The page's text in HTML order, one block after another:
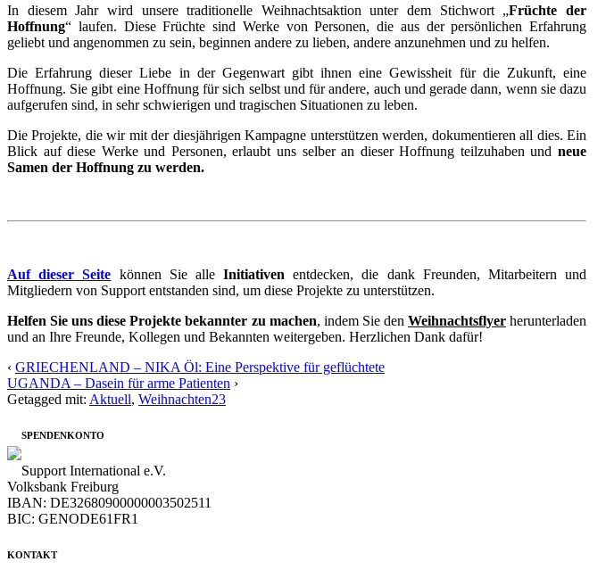
In diesem Jahr wird unsere traditionelle Weihnachtsaktion unter dem Stichwort „Früchte der
Hoffnung“ laufen. Diese Früchte sind Werke von Personen, die aus der persönlichen Erfahrung
geliebt und angenommen zu sein, beginnen andere zu lieben, andere anzunehmen und zu helfen.
Die Erfahrung dieser Liebe in der Gegenwart gibt ihnen eine Gewissheit für die Zukunft, eine
Hoffnung. Sie gibt eine Hoffnung für sich selbst und für andere, auch und gerade dann, wenn sie dazu
aufgerufen sind, in sehr schwierigen und tragischen Situationen zu leben.
Die Projekte, die wir mit der diesjährigen Kampagne unterstützen werden, dokumentieren all dies. Ein
Blick auf diese Werke und Personen, erlaubt uns selber an dieser Hoffnung teilzuhaben und neue
Samen der Hoffnung zu werden.
Auf dieser Seite können Sie alleInitiativen entdecken, die dank Freunden, Mitarbeitern und
Mitgliedern von Support entstanden sind, um diese Projekte zu unterstützen.
Helfen Sie uns diese Projekte bekannter zu machen, indem Sie den Weihnachtsflyerherunterladen
und an Ihre Freunde, Kollegen und Bekannten weitergeben. Herzlichen Dank dafür!
‹ GRIECHENLAND – NIKA Öl: Eine Perspektive für geflüchtete
UGANDA – Dasein für arme Patienten ›
Getagged mit: Aktuell, Weihnachten23
SPENDENKONTO
Support International e.V.
Volksbank Freiburg
IBAN: DE32680900000003502511
BIC: GENODE61FR1
KONTAKT